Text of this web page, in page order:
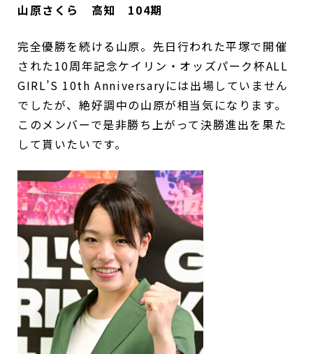
山原さくら 高知 104期
完全優勝を続ける山原。先日行われた平塚で開催
された10周年記念ケイリン・オッズパーク杯ALL
GIRL’S 10th Anniversaryには出場していません
でしたが、絶好調中の山原が相当気になります。
このメンバーで是非勝ち上がって決勝進出を果た
して貰いたいです。